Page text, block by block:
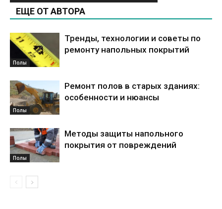
ЕЩЕ ОТ АВТОРА
Полы
Тренды, технологии и советы по
ремонту напольных покрытий
Полы
Ремонт полов в старых зданиях:
особенности и нюансы
Полы
Методы защиты напольного
покрытия от повреждений